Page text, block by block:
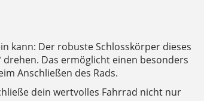
kann: Der robuste Schlosskörper dieses
drehen. Das ermöglicht einen besonders
Anschließen des Rads.
dein wertvolles Fahrrad nicht nur